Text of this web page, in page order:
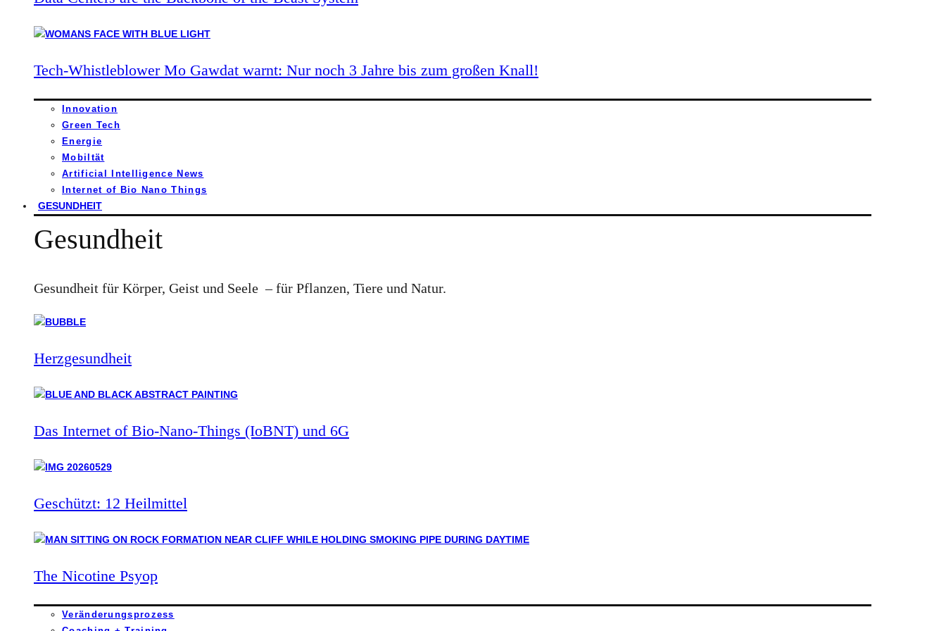
Tech-Whistleblower Mo Gawdat warnt: Nur noch 3 Jahre bis zum großen Knall!
Innovation
Green Tech
Energie
Mobiltät
Artificial Intelligence News
Internet of Bio Nano Things
GESUNDHEIT
Gesundheit
Gesundheit für Körper, Geist und Seele – für Pflanzen, Tiere und Natur.
Herzgesundheit
Das Internet of Bio-Nano-Things (IoBNT) und 6G
Geschützt: 12 Heilmittel
The Nicotine Psyop
Veränderungsprozess